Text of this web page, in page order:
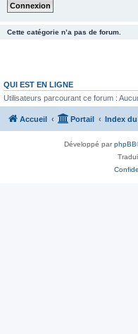
Cette catégorie n’a pas de forum.
QUI EST EN LIGNE
Utilisateurs parcourant ce forum :
Accueil Portail Index
Développé parphpBB